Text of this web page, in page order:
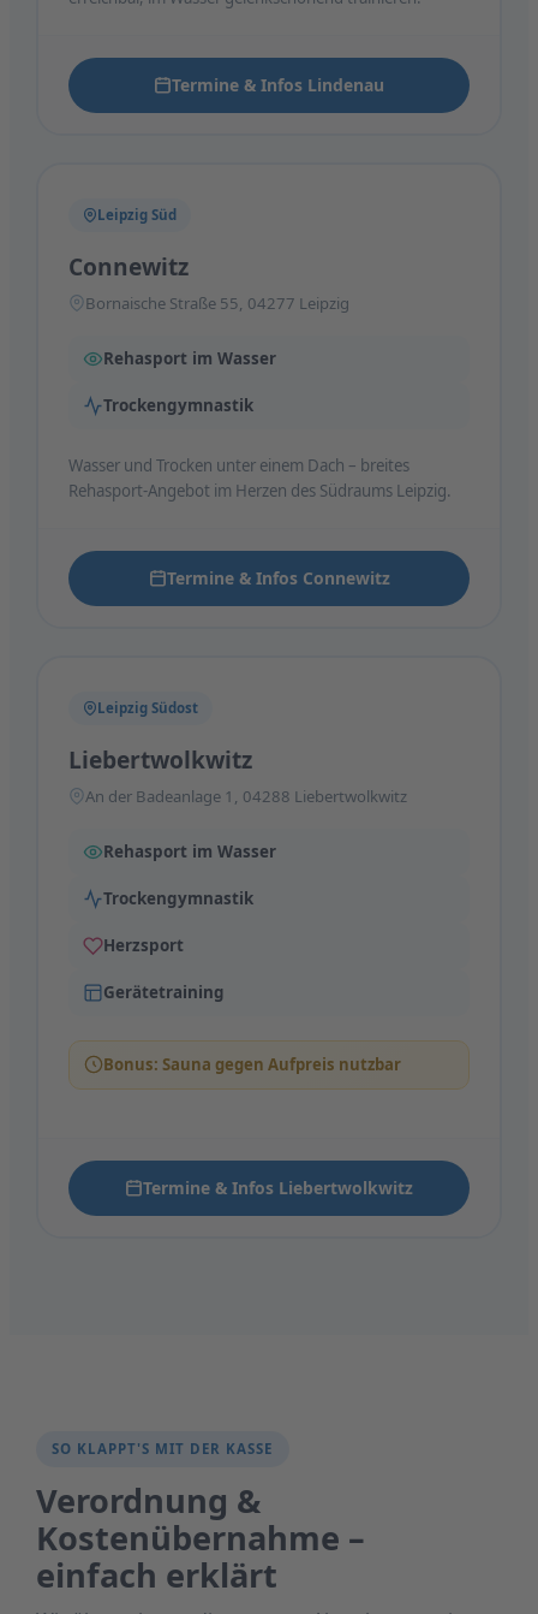
Termine & Infos Lindenau
Leipzig Süd
Connewitz
Bornaische Straße 55, 04277 Leipzig
Rehasport im Wasser
Trockengymnastik
Wasser und Trocken unter einem Dach – breites
Rehasport-Angebot im Herzen des Südraums Leipzig.
Termine & Infos Connewitz
Leipzig Südost
Liebertwolkwitz
An der Badeanlage 1, 04288 Liebertwolkwitz
Rehasport im Wasser
Trockengymnastik
Herzsport
Gerätetraining
Bonus: Sauna gegen Aufpreis nutzbar
Termine & Infos Liebertwolkwitz
SO KLAPPT'S MIT DER KASSE
Verordnung &
Kostenübernahme –
einfach erklärt